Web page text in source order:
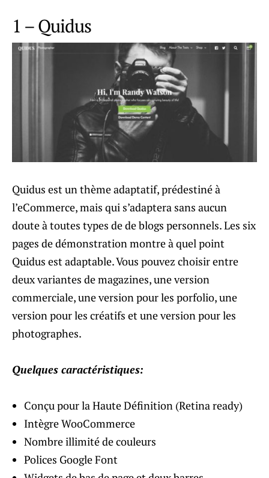
1 – Quidus
Quidus est un thème adaptatif, prédestiné à
l’eCommerce, mais qui s’adaptera sans aucun
doute à toutes types de de blogs personnels. Les six
pages de démonstration montre à quel point
Quidus est adaptable. Vous pouvez choisir entre
deux variantes de magazines, une version
commerciale, une version pour les porfolio, une
version pour les créatifs et une version pour les
photographes.
Quelques caractéristiques:
Conçu pour la Haute Définition (Retina ready)
Intègre WooCommerce
Nombre illimité de couleurs
Polices Google Font